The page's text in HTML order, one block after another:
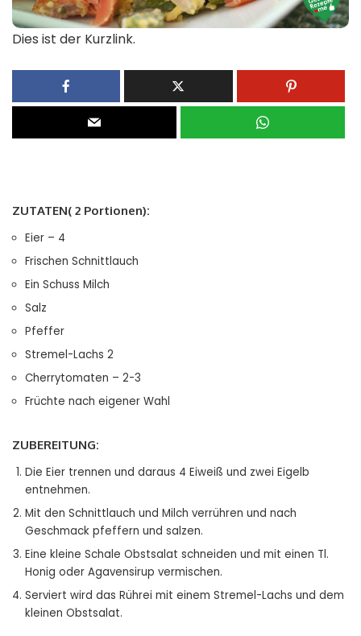
Dies ist der Kurzlink.
ZUTATEN( 2 Portionen):
Eier – 4
Frischen Schnittlauch
Ein Schuss Milch
Salz
Pfeffer
Stremel-Lachs 2
Cherrytomaten – 2-3
Früchte nach eigener Wahl
ZUBEREITUNG:
Die Eier trennen und daraus 4 Eiweiß und zwei Eigelb
entnehmen.
Mit den Schnittlauch und Milch verrühren und nach
Geschmack pfeffern und salzen.
Eine kleine Schale Obstsalat schneiden und mit einen Tl.
Honig oder Agavensirup vermischen.
Serviert wird das Rührei mit einem Stremel-Lachs und dem
kleinen Obstsalat.